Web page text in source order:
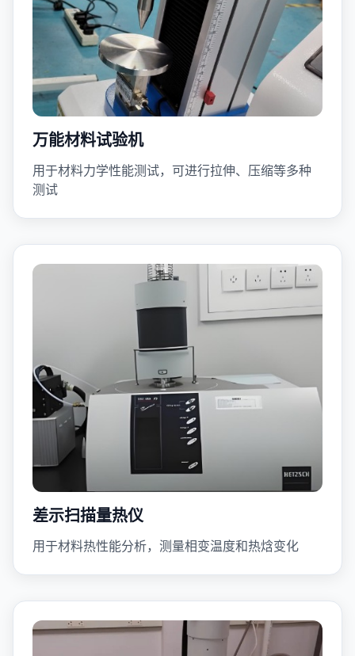
万能材料试验机
用于材料力学性能测试，可进行拉伸、压缩等多种
测试
差示扫描量热仪
用于材料热性能分析，测量相变温度和热焓变化